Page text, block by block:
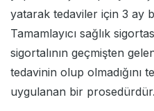
yatarak tedaviler için 3 ay
Tamamlayıcı sağlık
sigortalının geçmişten
tedavinin olup olmadığını
uygulanan bir prosedürdür.